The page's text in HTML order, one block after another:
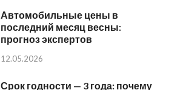
Автомобильные цены в
последний месяц весны:
прогноз экспертов
12.05.2026
Срок годности — 3 года: почему